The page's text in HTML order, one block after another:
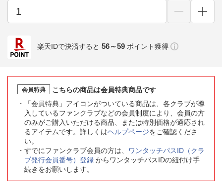
楽天IDで決済すると 56～59 ポイント獲得
会員特典
こちらの商品は会員特典商品です
「会員特典」アイコンがついている商品は、各クラブが導
入しているファンクラブなどの会員制度により、会員の方
のみがご購入いただける商品、または特別価格が適応され
るアイテムです。詳しくはヘルプページをご確認くださ
い。
すでにファンクラブ会員の方は、
ワンタッチパスID（クラ
ブ発行会員番号）登録 からワンタッチパスIDの紐付け手
続きをお願いします。